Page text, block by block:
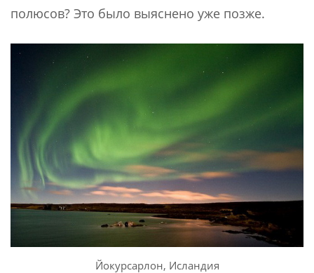
полюсов? Это было выяснено уже позже.
Йокурсарлон, Исландия